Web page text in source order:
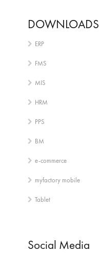
DOWNLOADS
ERP
FMS
MIS
HRM
PPS
BM
e-commerce
myfactory mobile
Tablet
Social Media